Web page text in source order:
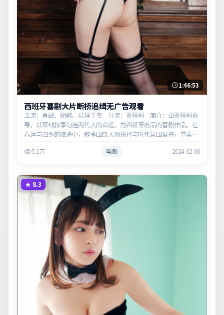
1:46:53
西班牙喜剧大片断桥追缉无广告观看
主演：肖战、胡歌、易烊千玺 导演：贾樟柯 简介：由贾樟柯执
导，以双线叙事勾连两代人的命运，为西班牙出品的喜剧作品。在
春运与归乡的旅途中，叙事围绕人物抉择与时代氛围展开，节奏紧
意义。
5.1万 电影 2024-02-06
★ 8.3